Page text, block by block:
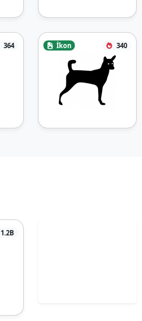
364 İkon 340
1.2B